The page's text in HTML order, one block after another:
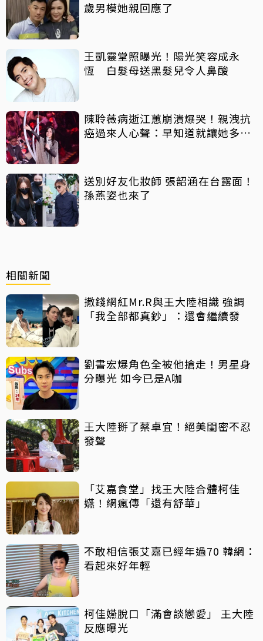
歲男模她親回應了
王凱靈堂照曝光！陽光笑容成永
恆 白髮母送黑髮兒令人鼻酸
陳聆薇病逝江蕙崩潰爆哭！親洩抗
癌過來人心聲：早知道就讓她多化
送別好友化妝師 張韶涵在台露面！
孫燕姿也來了
相關新聞
撒錢網紅Mr.R與王大陸相識 強調
「我全部都真鈔」：還會繼續發
劉書宏爆角色全被他搶走！男星身
分曝光 如今已是A咖
王大陸掰了蔡卓宜！絕美閨密不忍
發聲
「艾嘉食堂」找王大陸合體柯佳
嬿！網瘋傳「還有舒華」
不敢相信張艾嘉已經年過70 韓網：
看起來好年輕
柯佳嬿脫口「滿會談戀愛」 王大陸
反應曝光